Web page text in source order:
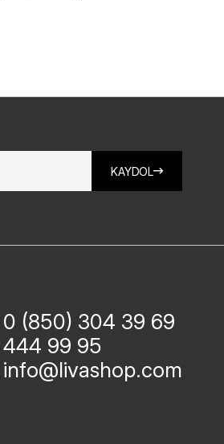
KAYDOL
0 (850) 304 39 69
444 99 95
info@livashop.com